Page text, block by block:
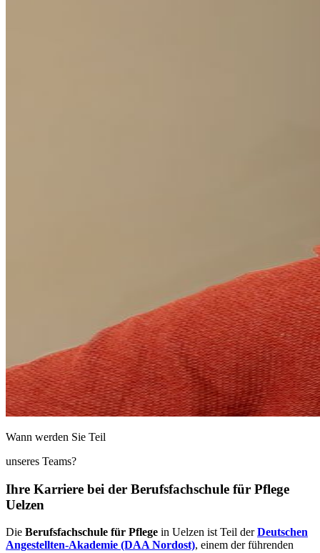
Wann werden Sie Teil
unseres Teams?
Ihre Karriere bei der Berufsfachschule für Pflege
Uelzen
Die Berufsfachschule für Pflege in Uelzen ist Teil derDeutschen
Angestellten-Akademie (DAA Nordost), einem der führenden